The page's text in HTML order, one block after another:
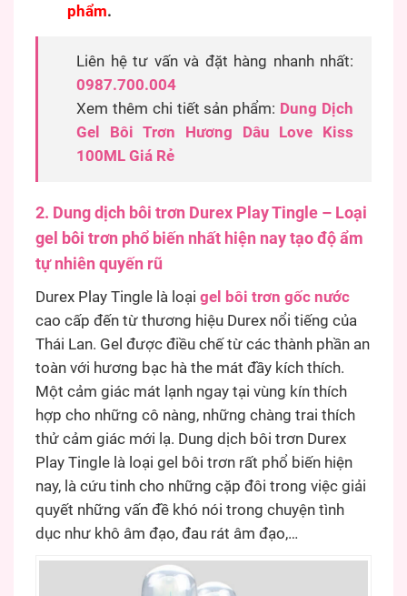
phẩm.
Liên hệ tư vấn và đặt hàng nhanh nhất:
0987.700.004
Xem thêm chi tiết sản phẩm: Dung Dịch
Gel Bôi Trơn Hương Dâu Love Kiss
100ML Giá Rẻ
2. Dung dịch bôi trơn Durex Play Tingle – Loại
gel bôi trơn phổ biến nhất hiện nay tạo độ ẩm
tự nhiên quyến rũ
Durex Play Tingle là loại gel bôi trơn gốc nước
cao cấp đến từ thương hiệu Durex nổi tiếng của
Thái Lan. Gel được điều chế từ các thành phần an
toàn với hương bạc hà the mát đầy kích thích.
Một cảm giác mát lạnh ngay tại vùng kín thích
hợp cho những cô nàng, những chàng trai thích
thử cảm giác mới lạ. Dung dịch bôi trơn Durex
Play Tingle là loại gel bôi trơn rất phổ biến hiện
nay, là cứu tinh cho những cặp đôi trong việc giải
quyết những vấn đề khó nói trong chuyện tình
dục như khô âm đạo, đau rát âm đạo,…